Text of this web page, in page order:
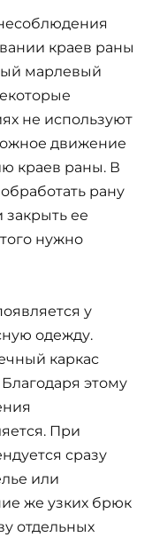
краев раны
марлевый
не используют
движение
краев раны. В
рану
закрыть ее
нужно
у
одежду.
каркас
этому
При
сразу
или
же узких брюк
отдельных